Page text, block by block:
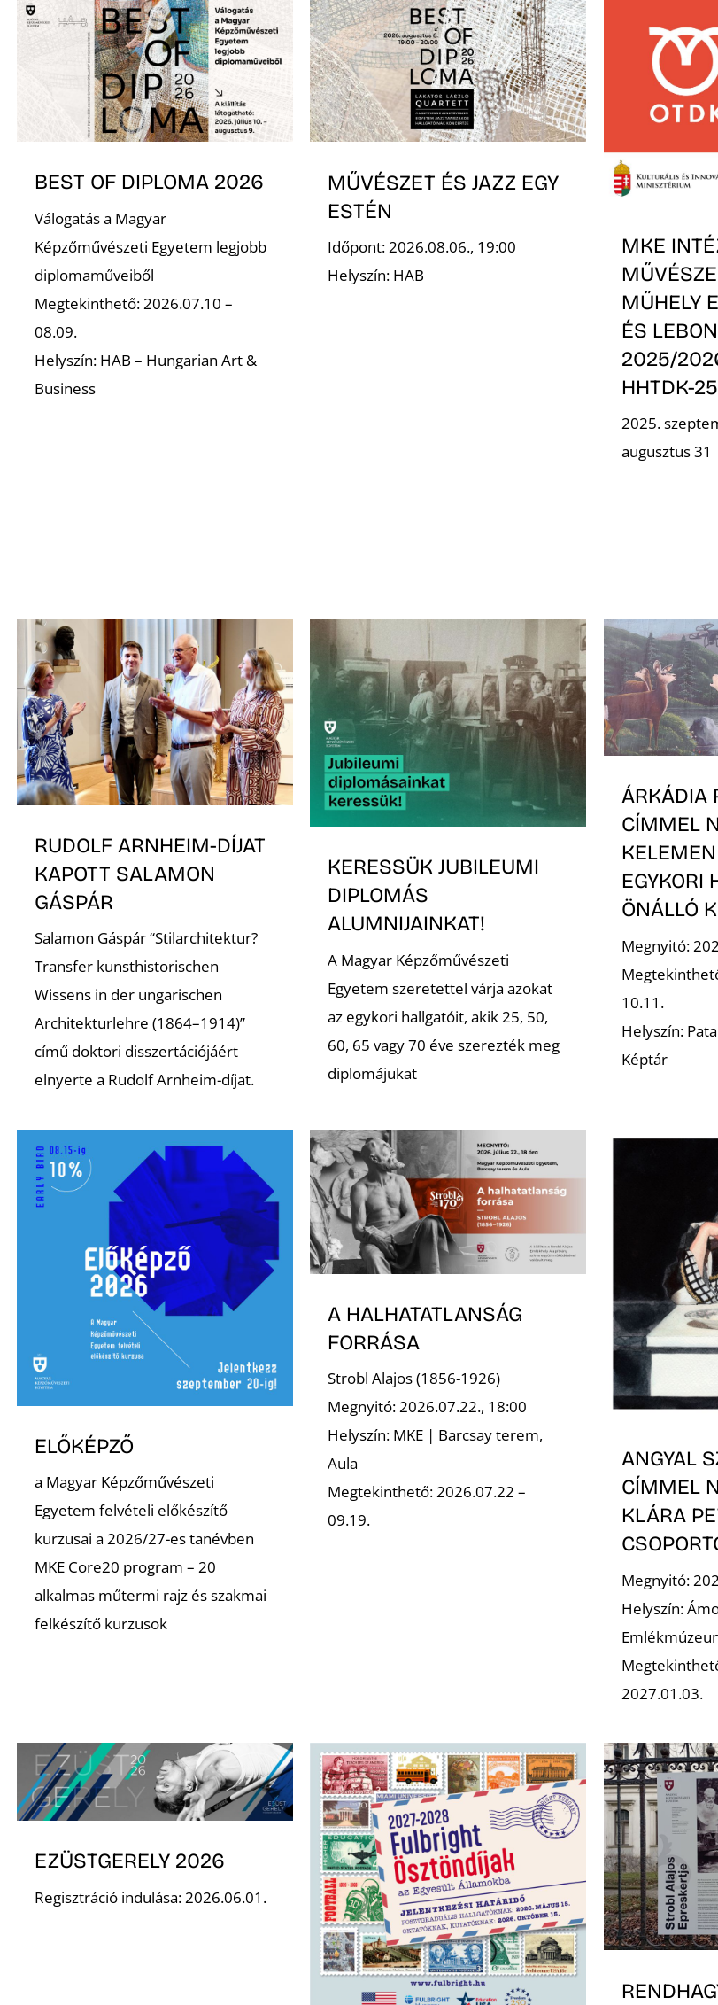
BEST OF DIPLOMA 2026
Válogatás a Magyar
Képzőművészeti Egyetem legjobb
diplomaműveiből
Megtekinthető: 2026.07.10 –
08.09.
Helyszín: HAB – Hungarian Art &
Business
MŰVÉSZET ÉS JAZZ EGY
ESTÉN
Időpont: 2026.08.06., 19:00
Helyszín: HAB
MKE
MŰHELY
ÉS
2025/
HHTDK-
2025.
augusztus 31
RUDOLF ARNHEIM-DÍJAT
KAPOTT SALAMON
GÁSPÁR
Salamon Gáspár “Stilarchitektur?
Transfer kunsthistorischen
Wissens in der ungarischen
Architekturlehre (1864–1914)”
című doktori disszertációjáért
elnyerte a Rudolf Arnheim-díjat.
KERESSÜK JUBILEUMI
DIPLOMÁS
ALUMNIJAINKAT!
A Magyar Képzőművészeti
Egyetem szeretettel várja azokat
az egykori hallgatóit, akik 25, 50,
60, 65 vagy 70 éve szerezték meg
diplomájukat
ÁRKÁDIA
CÍMMEL
EGYKORI
ÖNÁLLÓ
Megnyitó:
10.11.
Helyszín:
Képtár
ELŐKÉPZŐ
a Magyar Képzőművészeti
Egyetem felvételi előkészítő
kurzusai a 2026/27-es tanévben
MKE Core20 program – 20
alkalmas műtermi rajz és szakmai
felkészítő kurzusok
A HALHATATLANSÁG
FORRÁSA
Strobl Alajos (1856-1926)
Megnyitó: 2026.07.22., 18:00
Helyszín: MKE | Barcsay terem,
Aula
Megtekinthető: 2026.07.22 –
09.19.
ANGYAL
CÍMMEL
KLÁRA
Megnyitó:
Helyszín:
2027.01.03.
EZÜSTGERELY 2026
Regisztráció indulása: 2026.06.01.